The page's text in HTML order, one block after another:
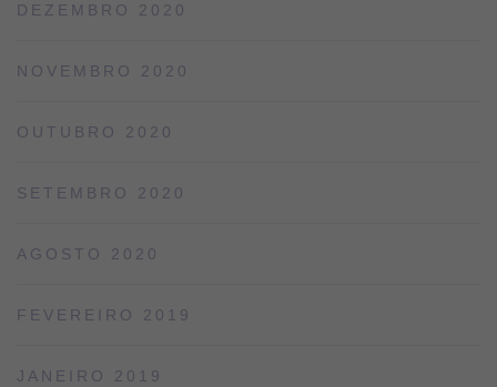
DEZEMBRO 2020
NOVEMBRO 2020
OUTUBRO 2020
SETEMBRO 2020
AGOSTO 2020
FEVEREIRO 2019
JANEIRO 2019